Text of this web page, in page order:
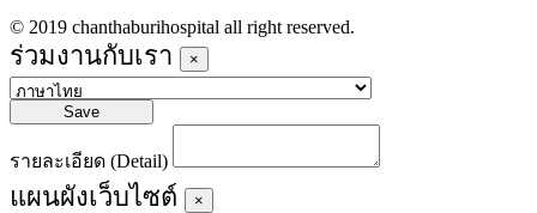
© 2019 chanthaburihospital all right reserved.
ร่วมงานกับเรา ×
Save
รายละเอียด (Detail)
แผนผังเว็บไซต์ ×